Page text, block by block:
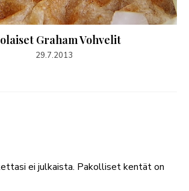
Graham Vohvelit
29.7.2013
ei julkaista. Pakolliset kentät on